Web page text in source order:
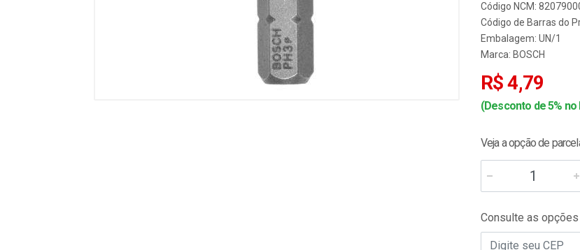
Código NCM:
Código de Barras do
Embalagem: UN/1
Marca: BOSCH
R$ 4,79
(Desconto de 5%
Veja a opção de
Consulte as